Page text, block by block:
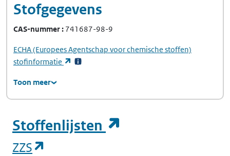
Stofgegevens
CAS-nummer 741687-98-9
ECHA(Europees Agentschap voor chemische stoffen)
stofinformatie
(opent in een nieuw tabblad)
Toon meer
Stoffenlijsten
ZZS